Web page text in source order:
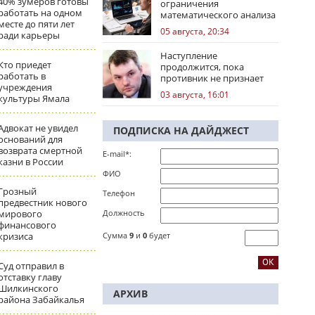
на одном
до пяти лет
карьеры
приедет
в
Ямала
не увидел
для
смертной
в России
нового
отправил в
главу
Забайкалья
ограничения
математического анализа
избирательных кампаний
05 августа, 20:34
Наступление
продолжится, пока
противник не признает
стратегическое
поражение
03 августа, 16:01
ПОДПИСКА НА ДАЙДЖЕСТ
E-mail*:
ФИО
Телефон
Должность
Сумма 9 и 0 будет
АРХИВ